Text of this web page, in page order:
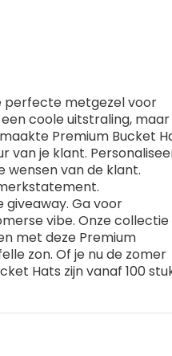
perfecte metgezel voor
coole uitstraling, maar
Premium Bucket
van je klant.
wensen van de klant.
Ga voor
vibe. Onze collectie
met deze Premium
zon. Of je nu de zomer
Hats zijn vanaf 100